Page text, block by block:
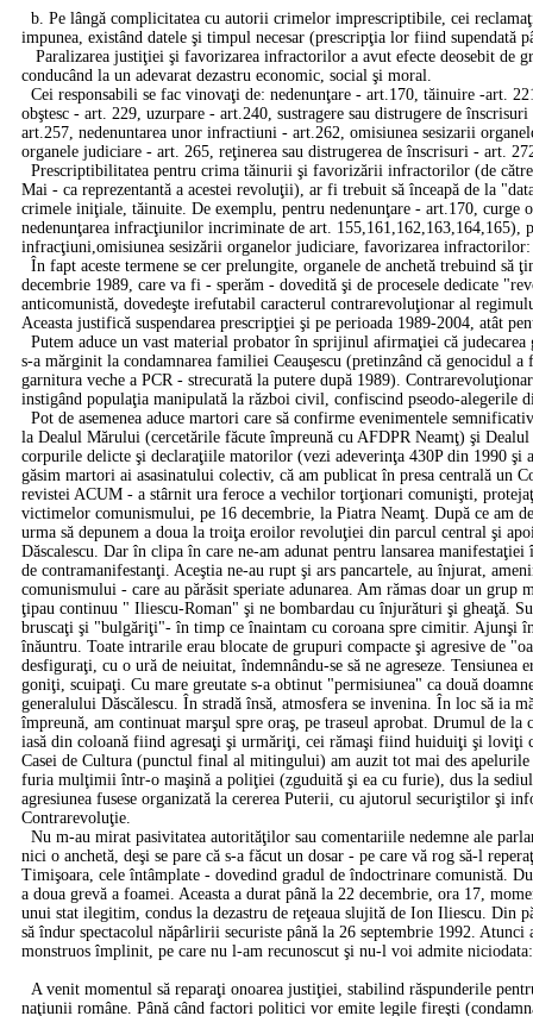
b. Pe lângă complicitatea cu autorii crimelor imprescriptibile, cei
impunea, existând datele şi timpul necesar (prescripţia lor fiind supendată
Paralizarea justiţiei şi favorizarea infractorilor a avut efecte deosebit de
conducând la un adevarat dezastru economic, social şi moral.
Cei responsabili se fac vinovaţi de: nedenunţare - art.170, tăinuire -art.
obştesc - art. 229, uzurpare - art.240, sustragere sau distrugere de
art.257, nedenuntarea unor infractiuni - art.262, omisiunea sesizarii
organele judiciare - art. 265, reţinerea sau distrugerea de înscrisuri - art.
Prescriptibilitatea pentru crima tăinurii şi favorizării infractorilor (de
Mai - ca reprezentantă a acestei revoluţii), ar fi trebuit să înceapă de la
crimele iniţiale, tăinuite. De exemplu, pentru nedenunţare - art.170, curge
nedenunţarea infracţiunilor incriminate de art. 155,161,162,163,164,165),
infracţiuni,omisiunea sesizării organelor judiciare, favorizarea
În fapt aceste termene se cer prelungite, organele de anchetă trebuind să
decembrie 1989, care va fi - sperăm - dovedită şi de procesele dedicate
anticomunistă, dovedeşte irefutabil caracterul contrarevoluţionar al
Aceasta justifică suspendarea prescripţiei şi pe perioada 1989-2004, atât
Putem aduce un vast material probator în sprijinul afirmaţiei că
s-a mărginit la condamnarea familiei Ceauşescu (pretinzând că genocidul
garnitura veche a PCR - strecurată la putere după 1989).
instigând populaţia manipulată la război civil, confiscind pseodo-alegerile
Pot de asemenea aduce martori care să confirme evenimentele
la Dealul Mărului (cercetările făcute împreună cu AFDPR Neamţ) şi
corpurile delicte şi declaraţiile matorilor (vezi adeverinţa 430P din 1990
găsim martori ai asasinatului colectiv, că am publicat în presa centrală
revistei ACUM - a stârnit ura feroce a vechilor torţionari comunişti,
victimelor comunismului, pe 16 decembrie, la Piatra Neamţ. După ce am
urma să depunem a doua la troiţa eroilor revoluţiei din parcul central şi
Dăscalescu. Dar în clipa în care ne-am adunat pentru lansarea
de contramanifestanţi. Aceştia ne-au rupt şi ars pancartele, au înjurat,
comunismului - care au părăsit speriate adunarea. Am rămas doar un
ţipau continuu " Iliescu-Roman" şi ne bombardau cu înjurături şi gheaţă.
bruscaţi şi "bulgăriţi"- în timp ce înaintam cu coroana spre cimitir. Ajunşi
înăuntru. Toate intrarile erau blocate de grupuri compacte şi agresive de
desfiguraţi, cu o ură de neiuitat, îndemnându-se să ne agreseze.
goniţi, scuipaţi. Cu mare greutate s-a obtinut "permisiunea" ca două
generalului Dăscălescu. În stradă însă, atmosfera se invenina. În loc să ia
împreună, am continuat marşul spre oraş, pe traseul aprobat. Drumul de
iasă din coloană fiind agresaţi şi urmăriţi, cei rămaşi fiind huiduiţi şi loviţi
Casei de Cultura (punctul final al mitingului) am auzit tot mai des
furia mulţimii într-o maşină a poliţiei (zguduită şi ea cu furie), dus la
agresiunea fusese organizată la cererea Puterii, cu ajutorul securiştilor şi
Contrarevoluţie.
Nu m-au mirat pasivitatea autorităţilor sau comentariile nedemne ale
nici o anchetă, deşi se pare că s-a făcut un dosar - pe care vă rog să-l
Timişoara, cele întâmplate - dovedind gradul de îndoctrinare comunistă.
a doua grevă a foamei. Aceasta a durat până la 22 decembrie, ora 17,
unui stat ilegitim, condus la dezastru de reţeaua slujită de Ion Iliescu. Din
să îndur spectacolul năpârlirii securiste până la 26 septembrie 1992.
monstruos împlinit, pe care nu l-am recunoscut şi nu-l voi admite
A venit momentul să reparaţi onoarea justiţiei, stabilind răspunderile
naţiunii române. Până când factori politici vor emite legile fireşti